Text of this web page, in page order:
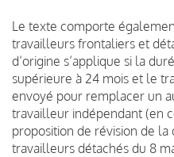
Le texte comporte
travailleurs frontaliers et
d’origine s’applique si la
supérieure à 24 mois et le
envoyé pour remplacer un
travailleur indépendant (en
proposition de révision de la
travailleurs détachés du 8